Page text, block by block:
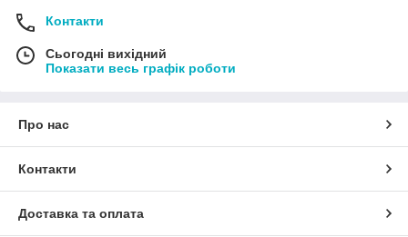
Контакти
Сьогодні вихідний
Показати весь графік роботи
Про нас
Контакти
Доставка та оплата